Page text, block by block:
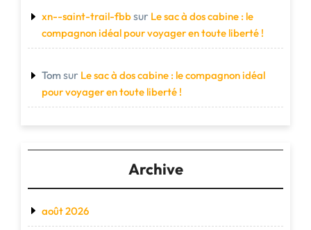
xn--saint-trail-fbbsur Le sac à dos cabine : le
compagnon idéal pour voyager en toute liberté !
Tom sur Le sac à dos cabine : le compagnon idéal
pour voyager en toute liberté !
Archive
août 2026